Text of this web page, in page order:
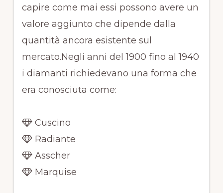
capire come mai essi possono avere un
valore aggiunto che dipende dalla
quantità ancora esistente sul
mercato.Negli anni del 1900 fino al 1940
i diamanti richiedevano una forma che
era conosciuta come:
Cuscino
Radiante
Asscher
Marquise